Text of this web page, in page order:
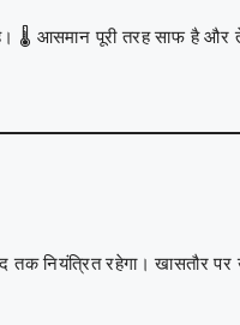
है। 🌡️ आसमान पूरी तरह साफ है
तक नियंत्रित रहेगा। खासतौर